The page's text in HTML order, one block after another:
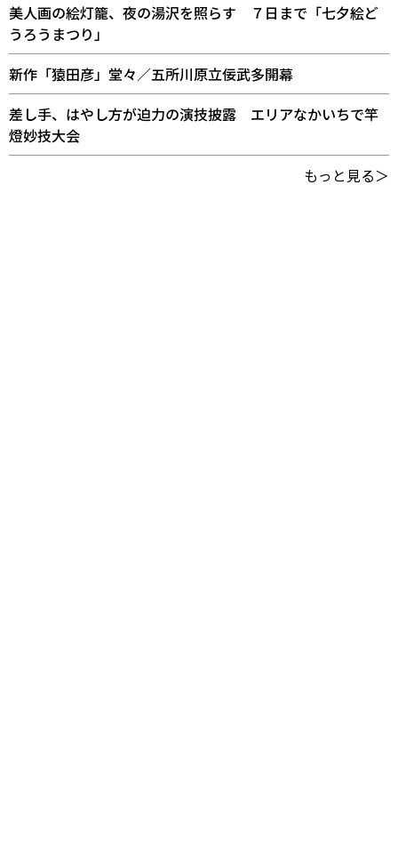
美人画の絵灯籠、夜の湯沢を照らす ７日まで「七夕絵ど
うろうまつり」
新作「猿田彦」堂々／五所川原立佞武多開幕
差し手、はやし方が迫力の演技披露 エリアなかいちで竿
燈妙技大会
もっと見る＞